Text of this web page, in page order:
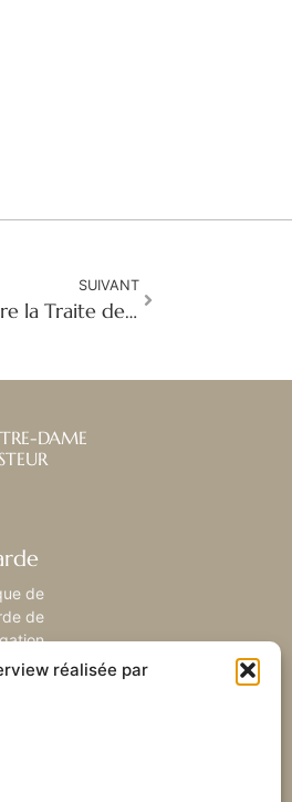
réalisée par
SUIVANT
Repérer les signes, briser les chaînes : Unis contre la Traite des êtres humains
DAME
de
de